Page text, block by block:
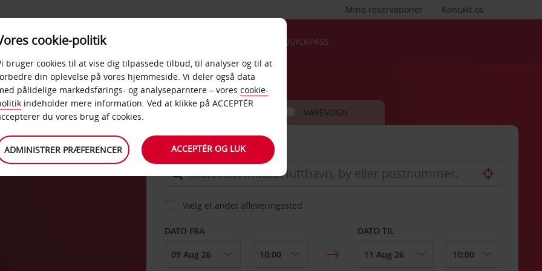
Kontakt os
Mine reservationer
PRODUKTER &
KONTORER
QUICKPASS
BIL VAREVOGN
AFHENT FRA
Vælg et andet afleveringssted
DATO FRA DATO TIL
cookie-politik
bruger cookies til at vise dig tilpassede tilbud, til analyser og til at
din oplevelse på vores hjemmeside. Vi deler også data
pålidelige markedsførings- og analyseparntere – vores cookie-
indeholder mere information. Ved at klikke på ACCEPTÉR
du vores brug af cookies.
ADMINISTRER PRÆFERENCER ACCEPTÉR OG LUK